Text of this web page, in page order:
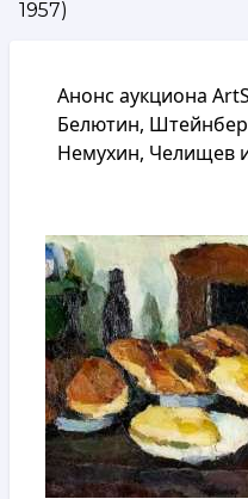
навигации
1957)
Анонс аукциона
Белютин,
Немухин, Челищев